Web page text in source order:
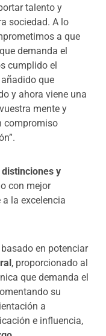
talento y
sociedad. A lo
a que
demanda el
cumplido el
que
y ahora viene una
mente y
compromiso
distinciones y
con mejor
la excelencia
en potenciar
, proporcionado al
que demanda el
su
a
e influencia,